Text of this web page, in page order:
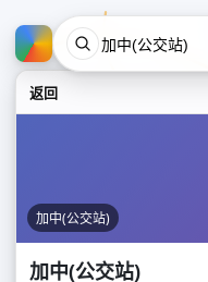
返回
加中(公交站)
加中(公交站)